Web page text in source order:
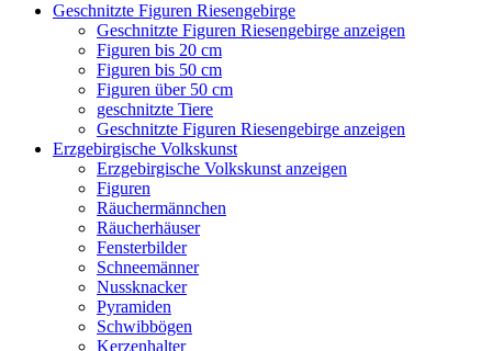
Geschnitzte Figuren Riesengebirge
Geschnitzte Figuren Riesengebirge anzeigen
Figuren bis 20 cm
Figuren bis 50 cm
Figuren über 50 cm
geschnitzte Tiere
Geschnitzte Figuren Riesengebirge anzeigen
Erzgebirgische Volkskunst
Erzgebirgische Volkskunst anzeigen
Figuren
Räuchermännchen
Räucherhäuser
Fensterbilder
Schneemänner
Nussknacker
Pyramiden
Schwibbögen
Kerzenhalter